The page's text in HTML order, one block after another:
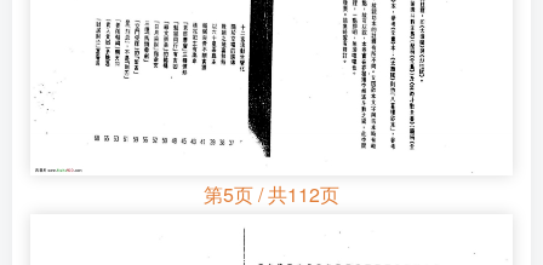
第5页 / 共112页